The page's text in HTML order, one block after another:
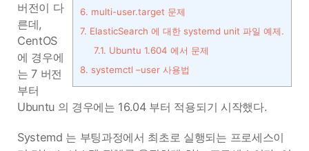
6. multi-user.target 문제
7. ElasticSearch 에 대한 systemd unit 파일 예제.
7.1. Ubuntu 1.604 에서 문제
8. systemctl –user 사용법
버전이 다
른데,
CentOS
에 경우에
는 7 버전
부터
Ubuntu 의 경우에는 16.04 부터 적용되기 시작했다.
Systemd 는 부팅과정에서 최초로 실행되는 프로세스이